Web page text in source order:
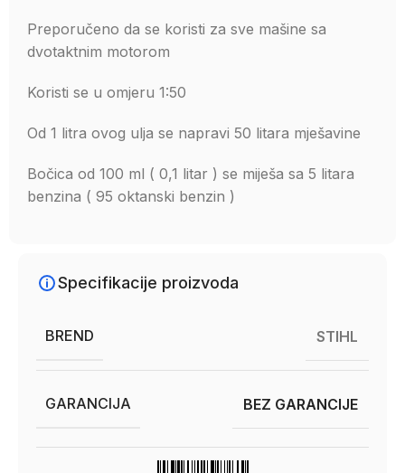
Preporučeno da se koristi za sve mašine sa
dvotaktnim motorom
Koristi se u omjeru 1:50
Od 1 litra ovog ulja se napravi 50 litara mješavine
Bočica od 100 ml ( 0,1 litar ) se miješa sa 5 litara
benzina ( 95 oktanski benzin )
Specifikacije proizvoda
BREND STIHL
GARANCIJA BEZ GARANCIJE